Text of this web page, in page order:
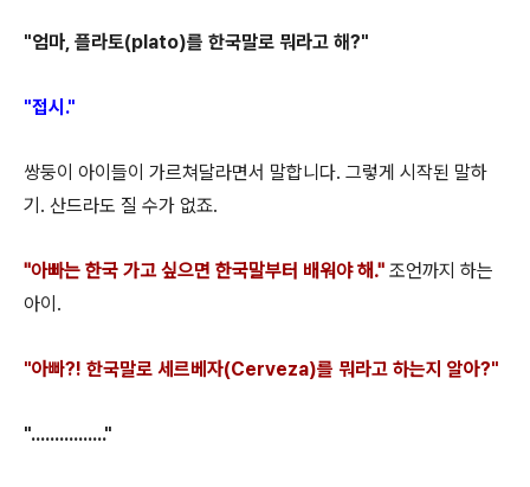
"엄마, 플라토(plato)를 한국말로 뭐라고 해?"
"접시."
쌍둥이 아이들이 가르쳐달라면서 말합니다. 그렇게 시작된 말하
기. 산드라도 질 수가 없죠.
"아빠는 한국 가고 싶으면 한국말부터 배워야 해." 조언까지 하는
아이.
"아빠?! 한국말로 세르베자(Cerveza)를 뭐라고 하는지 알아?"
"................"